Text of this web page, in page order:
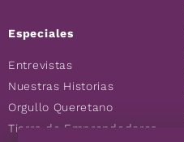
Especiales
Entrevistas
Nuestras Historias
Orgullo Queretano
Tierra de Emprendedores